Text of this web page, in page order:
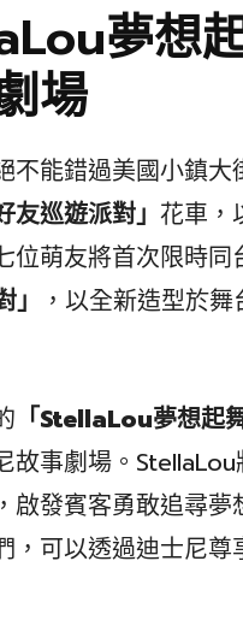
夢想
場
不能錯過美國小鎮
友巡遊派對」花車，
位萌友將首次限時
，以全新造型於
「StellaLou夢想起
故事劇場。
啟發賓客勇敢追尋
，可以透過迪士尼